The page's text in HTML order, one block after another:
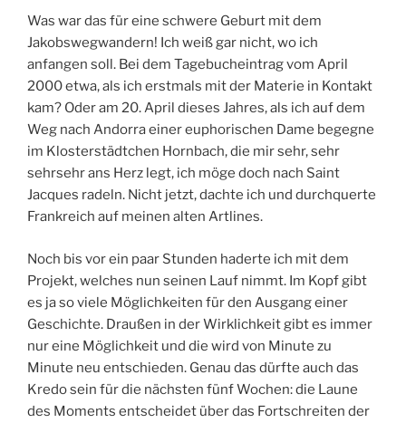
Was war das für eine schwere Geburt mit dem
Jakobswegwandern! Ich weiß gar nicht, wo ich
anfangen soll. Bei dem Tagebucheintrag vom April
2000 etwa, als ich erstmals mit der Materie in Kontakt
kam? Oder am 20. April dieses Jahres, als ich auf dem
Weg nach Andorra einer euphorischen Dame begegne
im Klosterstädtchen Hornbach, die mir sehr, sehr
sehrsehr ans Herz legt, ich möge doch nach Saint
Jacques radeln. Nicht jetzt, dachte ich und durchquerte
Frankreich auf meinen alten Artlines.
Noch bis vor ein paar Stunden haderte ich mit dem
Projekt, welches nun seinen Lauf nimmt. Im Kopf gibt
es ja so viele Möglichkeiten für den Ausgang einer
Geschichte. Draußen in der Wirklichkeit gibt es immer
nur eine Möglichkeit und die wird von Minute zu
Minute neu entschieden. Genau das dürfte auch das
Kredo sein für die nächsten fünf Wochen: die Laune
des Moments entscheidet über das Fortschreiten der